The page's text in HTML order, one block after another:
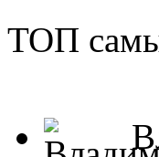
ТОП